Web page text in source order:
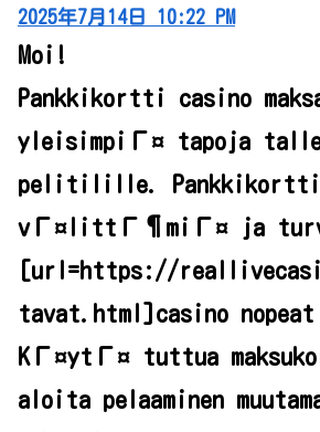
2025年7月14日 10:22 PM
Moi!
Pankkikortti casino
yleisimpiГ¤ tapoja
pelitilille. Pankkikortti
vГ¤littГ¶miГ¤ ja
[url=https://
tavat.html]casino
KГ¤ytГ¤ tuttua
aloita pelaaminen